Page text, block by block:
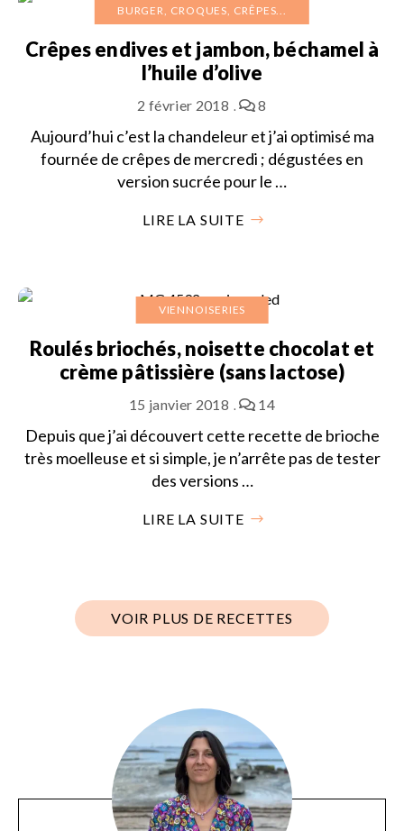
BURGER, CROQUES, CRÊPES...
Crêpes endives et jambon, béchamel à
l’huile d’olive
2 février 2018 8
Aujourd’hui c’est la chandeleur et j’ai optimisé ma
fournée de crêpes de mercredi ; dégustées en
version sucrée pour le …
LIRE LA SUITE
VIENNOISERIES
Roulés briochés, noisette chocolat et
crème pâtissière (sans lactose)
15 janvier 2018 14
Depuis que j’ai découvert cette recette de brioche
très moelleuse et si simple, je n’arrête pas de tester
des versions …
LIRE LA SUITE
VOIR PLUS DE RECETTES